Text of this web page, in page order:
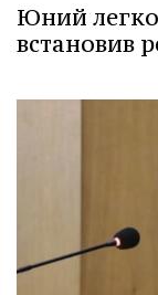
Юний
встановив